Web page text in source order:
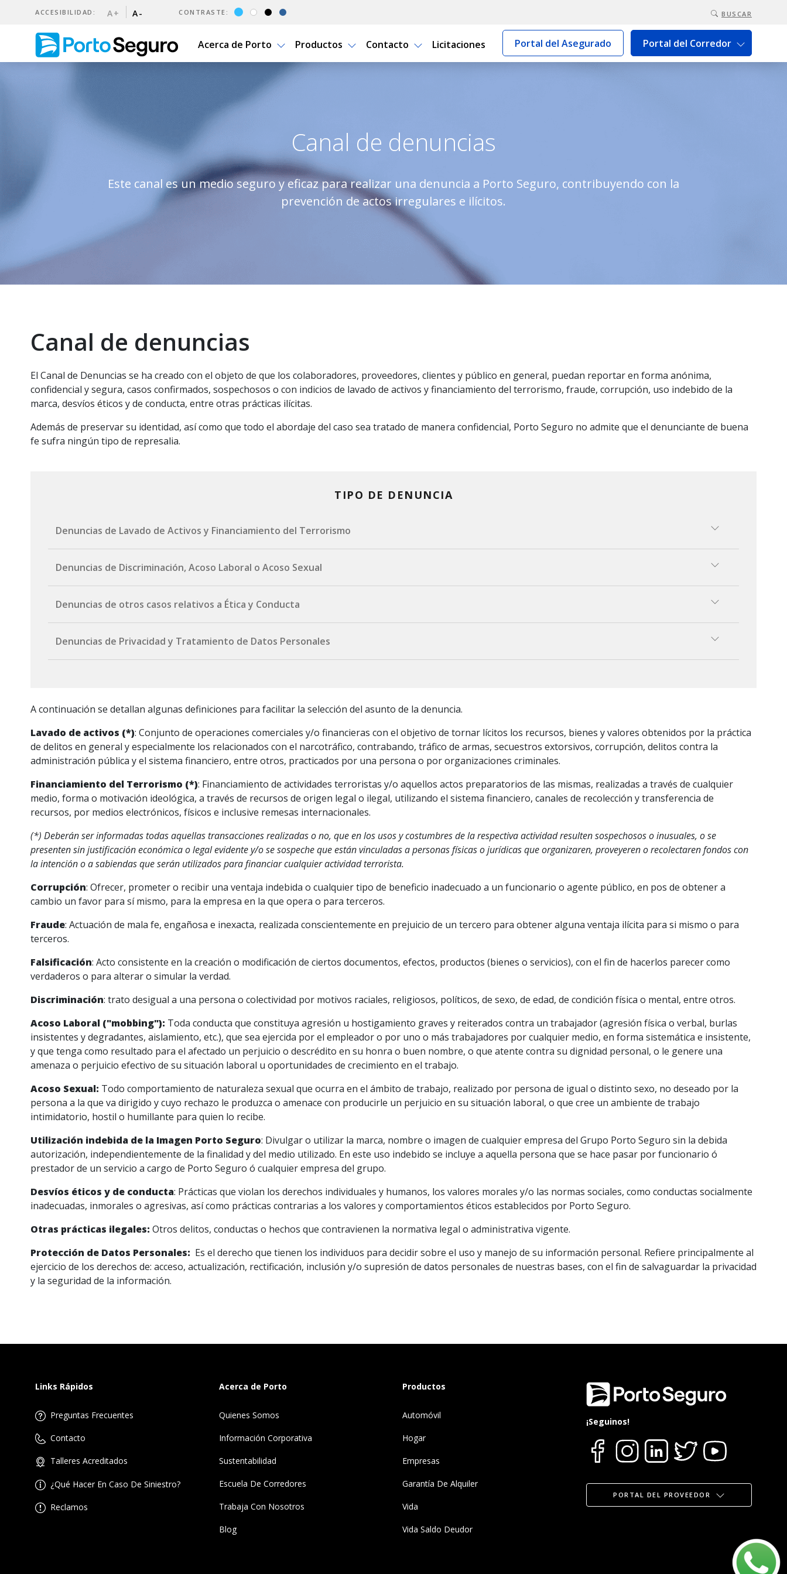
BUSCAR
ACCESIBILIDAD: A+ A- CONTRASTE:
Acerca de Porto Productos Contacto Licitaciones Portal del Asegurado Portal del Corredor
Canal de denuncias | Porto Seguro Uruguay
Canal de denuncias
Este canal es un medio seguro y eficaz para realizar una denuncia a Porto Seguro, contribuyendo con la
prevención de actos irregulares e ilícitos.
Canal de denuncias
El Canal de Denuncias se ha creado con el objeto de que los colaboradores, proveedores, clientes y público en general, puedan reportar en forma anónima,
confidencial y segura, casos confirmados, sospechosos o con indicios de lavado de activos y financiamiento del terrorismo, fraude, corrupción, uso indebido de la
marca, desvíos éticos y de conducta, entre otras prácticas ilícitas.
Además de preservar su identidad, así como que todo el abordaje del caso sea tratado de manera confidencial, Porto Seguro no admite que el denunciante de buena
fe sufra ningún tipo de represalia.
TIPO DE DENUNCIA
Denuncias de Lavado de Activos y Financiamiento del Terrorismo
Por correo electrónico:lavadodeactivos@portoseguro.com.uy
Denuncias de Discriminación, Acoso Laboral o Acoso Sexual
Por correo electrónico:ComitedeEticayConducta@portoseguro.com.uy
Denuncias de otros casos relativos a Ética y Conducta
Por correo electrónico:ComitedeEticayConducta@portoseguro.com.uy
Denuncias de Privacidad y Tratamiento de Datos Personales
A continuación se detallan algunas definiciones para facilitar la selección del asunto de la denuncia.
Lavado de activos (*): Conjunto de operaciones comerciales y/o financieras con el objetivo de tornar lícitos los recursos, bienes y valores obtenidos por la práctica
de delitos en general y especialmente los relacionados con el narcotráfico, contrabando, tráfico de armas, secuestros extorsivos, corrupción, delitos contra la
administración pública y el sistema financiero, entre otros, practicados por una persona o por organizaciones criminales.
Financiamiento del Terrorismo (*): Financiamiento de actividades terroristas y/o aquellos actos preparatorios de las mismas, realizadas a través de cualquier
medio, forma o motivación ideológica, a través de recursos de origen legal o ilegal, utilizando el sistema financiero, canales de recolección y transferencia de
recursos, por medios electrónicos, físicos e inclusive remesas internacionales.
(*) Deberán ser informadas todas aquellas transacciones realizadas o no, que en los usos y costumbres de la respectiva actividad resulten sospechosos o inusuales, o se
presenten sin justificación económica o legal evidente y/o se sospeche que están vinculadas a personas físicas o jurídicas que organizaren, proveyeren o recolectaren fondos con
la intención o a sabiendas que serán utilizados para financiar cualquier actividad terrorista.
Corrupción: Ofrecer, prometer o recibir una ventaja indebida o cualquier tipo de beneficio inadecuado a un funcionario o agente público, en pos de obtener a
cambio un favor para sí mismo, para la empresa en la que opera o para terceros.
Fraude: Actuación de mala fe, engañosa e inexacta, realizada conscientemente en prejuicio de un tercero para obtener alguna ventaja ilícita para si mismo o para
terceros.
Falsificación: Acto consistente en la creación o modificación de ciertos documentos, efectos, productos (bienes o servicios), con el fin de hacerlos parecer como
verdaderos o para alterar o simular la verdad.
Discriminación: trato desigual a una persona o colectividad por motivos raciales, religiosos, políticos, de sexo, de edad, de condición física o mental, entre otros.
Acoso Laboral ("mobbing"): Toda conducta que constituya agresión u hostigamiento graves y reiterados contra un trabajador (agresión física o verbal, burlas
insistentes y degradantes, aislamiento, etc.), que sea ejercida por el empleador o por uno o más trabajadores por cualquier medio, en forma sistemática e insistente,
y que tenga como resultado para el afectado un perjuicio o descrédito en su honra o buen nombre, o que atente contra su dignidad personal, o le genere una
amenaza o perjuicio efectivo de su situación laboral u oportunidades de crecimiento en el trabajo.
Acoso Sexual: Todo comportamiento de naturaleza sexual que ocurra en el ámbito de trabajo, realizado por persona de igual o distinto sexo, no deseado por la
persona a la que va dirigido y cuyo rechazo le produzca o amenace con producirle un perjuicio en su situación laboral, o que cree un ambiente de trabajo
intimidatorio, hostil o humillante para quien lo recibe.
Utilización indebida de la Imagen Porto Seguro: Divulgar o utilizar la marca, nombre o imagen de cualquier empresa del Grupo Porto Seguro sin la debida
autorización, independientemente de la finalidad y del medio utilizado. En este uso indebido se incluye a aquella persona que se hace pasar por funcionario ó
prestador de un servicio a cargo de Porto Seguro ó cualquier empresa del grupo.
Desvíos éticos y de conducta: Prácticas que violan los derechos individuales y humanos, los valores morales y/o las normas sociales, como conductas socialmente
inadecuadas, inmorales o agresivas, así como prácticas contrarias a los valores y comportamientos éticos establecidos por Porto Seguro.
Otras prácticas ilegales: Otros delitos, conductas o hechos que contravienen la normativa legal o administrativa vigente.
Protección de Datos Personales: Es el derecho que tienen los individuos para decidir sobre el uso y manejo de su información personal. Refiere principalmente al
ejercicio de los derechos de: acceso, actualización, rectificación, inclusión y/o supresión de datos personales de nuestras bases, con el fin de salvaguardar la privacidad
y la seguridad de la información.
Links Rápidos
Preguntas Frecuentes
Contacto
Talleres Acreditados
¿Qué Hacer En Caso De Siniestro?
Reclamos
Acerca de Porto
Quienes Somos
Información Corporativa
Sustentabilidad
Escuela De Corredores
Trabaja Con Nosotros
Blog
Productos
Automóvil
Hogar
Empresas
Garantía De Alquiler
Vida
Vida Saldo Deudor
¡Seguinos!
PORTAL DEL PROVEEDOR